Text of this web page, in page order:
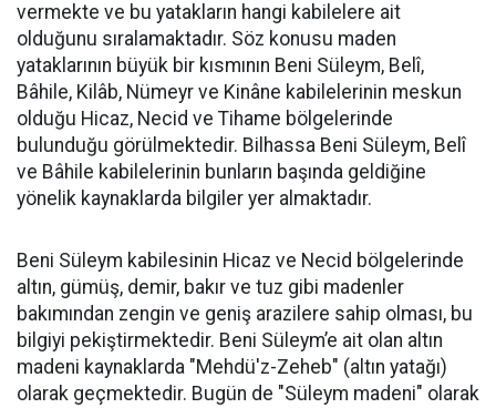
vermekte ve bu yatakların hangi kabilelere ait
olduğunu sıralamaktadır. Söz konusu maden
yataklarının büyük bir kısmının Beni Süleym, Belî,
Bâhile, Kilâb, Nümeyr ve Kinâne kabilelerinin meskun
olduğu Hicaz, Necid ve Tihame bölgelerinde
bulunduğu görülmektedir. Bilhassa Beni Süleym, Belî
ve Bâhile kabilelerinin bunların başında geldiğine
yönelik kaynaklarda bilgiler yer almaktadır.
Beni Süleym kabilesinin Hicaz ve Necid bölgelerinde
altın, gümüş, demir, bakır ve tuz gibi madenler
bakımından zengin ve geniş arazilere sahip olması, bu
bilgiyi pekiştirmektedir. Beni Süleym’e ait olan altın
madeni kaynaklarda "Mehdü'z-Zeheb" (altın yatağı)
olarak geçmektedir. Bugün de "Süleym madeni" olarak